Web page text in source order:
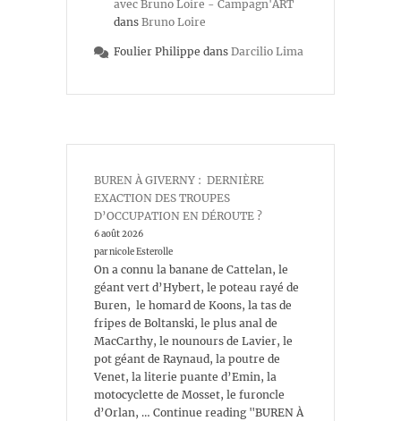
avec Bruno Loire - Campagn'ART
dans Bruno Loire
Foulier Philippe dans Darcilio Lima
BUREN À GIVERNY : DERNIÈRE
EXACTION DES TROUPES
D’OCCUPATION EN DÉROUTE ?
6 août 2026
par nicole Esterolle
On a connu la banane de Cattelan, le
géant vert d’Hybert, le poteau rayé de
Buren, le homard de Koons, la tas de
fripes de Boltanski, le plus anal de
MacCarthy, le nounours de Lavier, le
pot géant de Raynaud, la poutre de
Venet, la literie puante d’Emin, la
motocyclette de Mosset, le furoncle
d’Orlan, … Continue reading "BUREN À